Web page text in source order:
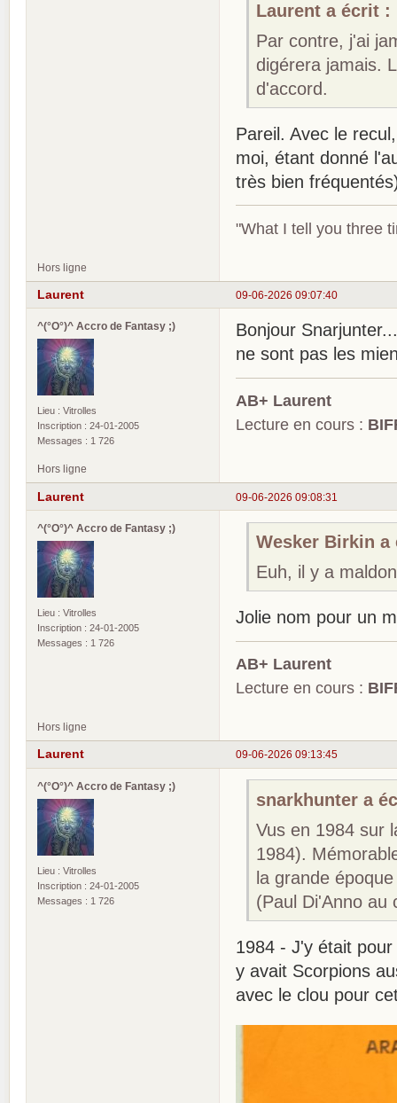
Laurent a écrit :
Par contre, j'ai
digérera jamais.
d'accord.
Pareil. Avec le
moi, étant donné
très bien
"What I tell you three
Hors ligne
09-06-2026 09:07:40
Laurent
^(°O°)^ Accro de Fantasy ;)
Lieu : Vitrolles
Inscription : 24-01-2005
Messages : 1 726
Bonjour
ne sont pas les
AB+ Laurent
Lecture en cours :
Hors ligne
09-06-2026 09:08:31
Laurent
^(°O°)^ Accro de Fantasy ;)
Lieu : Vitrolles
Inscription : 24-01-2005
Messages : 1 726
Wesker Birkin a
Euh, il y a
Jolie nom pour un
AB+ Laurent
Lecture en cours :
Hors ligne
09-06-2026 09:13:45
Laurent
^(°O°)^ Accro de Fantasy ;)
Lieu : Vitrolles
Inscription : 24-01-2005
Messages : 1 726
snarkhunter a
Vus en 1984 sur
1984).
la grande
(Paul Di'Anno au
1984 - J'y était
y avait Scorpions
avec le clou pour